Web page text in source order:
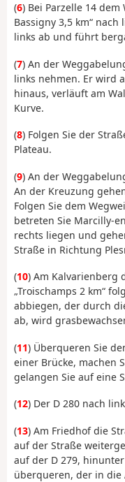
(6) Bei Parzelle 14
Bassigny 3,5 km“
links ab und führt
(7) An der
links nehmen. Er wird
hinaus, verläuft am
Kurve.
(8) Folgen Sie der
Plateau.
(9) An der
An der Kreuzung
Folgen Sie dem
betreten Sie Marcilly-
rechts liegen und
Straße in Richtung
(10) Am Kalvarienberg
„Troischamps 2 km“
abbiegen, der durch
ab, wird
(11) Überqueren Sie
einer Brücke, machen
gelangen Sie auf eine
(12) Der D 280 nach
(13) Am Friedhof die
auf der Straße
auf der D 279,
überqueren, der in die